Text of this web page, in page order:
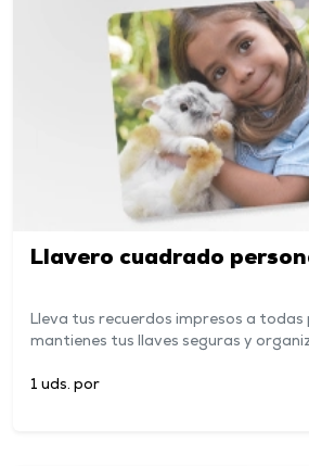
Llavero cuadrado
Lleva tus recuerdos impresos a
mantienes tus llaves seguras y
1 uds. por